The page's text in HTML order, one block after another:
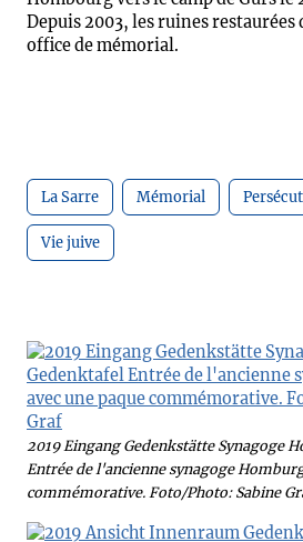
Depuis 2003, les ruines restaurées
office de mémorial.
La Sarre Mémorial
Vie juive
2019 Eingang Gedenkstätte Synagoge
Entrée de l'ancienne synagoge
commémorative. Foto/Photo: Sabine